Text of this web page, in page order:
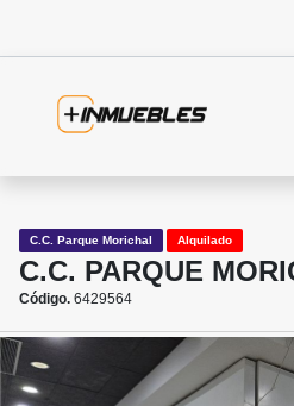
C.C. Parque Morichal Alquilado
C.C. PARQUE
Código. 6429564